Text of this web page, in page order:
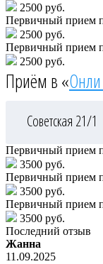
2500 руб.
Первичный прием
2500 руб.
Первичный прием
2500 руб.
Приём в «
Советская 21/1
Первичный прием
3500 руб.
Первичный прием
3500 руб.
Первичный прием
3500 руб.
Последний отзыв
Жанна
11.09.2025